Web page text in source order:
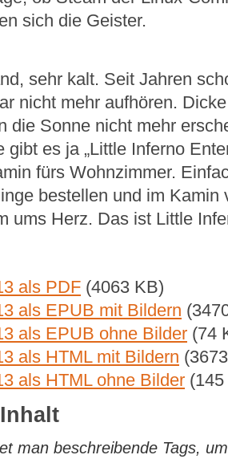
sich die Geister.
sehr kalt. Seit Jahren
nicht mehr aufhören.
die Sonne nicht mehr
gibt es ja „Little Inferno
fürs Wohnzimmer.
bestellen und im Kamin
ums Herz. Das ist Little
als PDF (4063 KB)
als EPUB mit Bildern
als EPUB ohne Bilder (74
als HTML mit Bildern
als HTML ohne Bilder
man beschreibende Tags,